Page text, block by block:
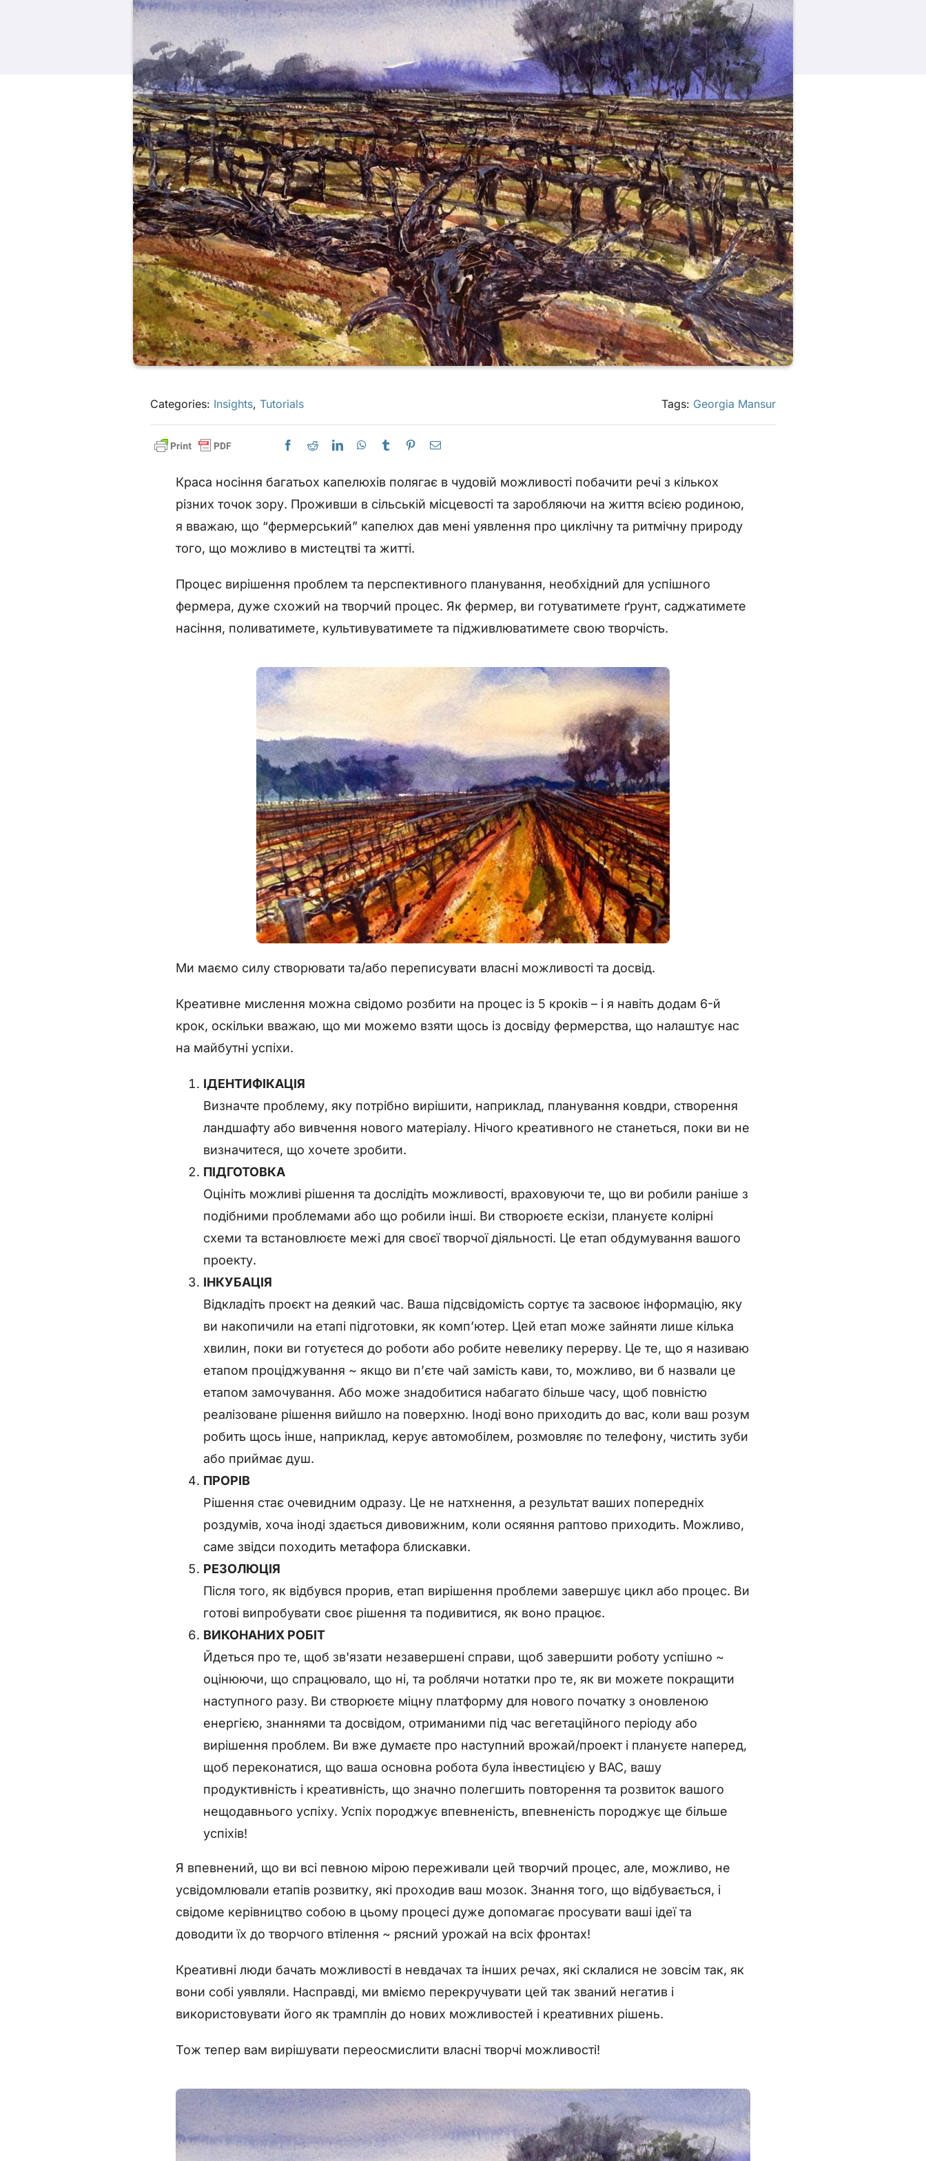
Categories: Insights,Tutorials Tags: Georgia Mansur
Краса носіння багатьох капелюхів полягає в чудовій можливості побачити речі з кількох
різних точок зору. Проживши в сільській місцевості та заробляючи на життя всією родиною,
я вважаю, що “фермерський” капелюх дав мені уявлення про циклічну та ритмічну природу
того, що можливо в мистецтві та житті.
Процес вирішення проблем та перспективного планування, необхідний для успішного
фермера, дуже схожий на творчий процес. Як фермер, ви готуватимете ґрунт, саджатимете
насіння, поливатимете, культивуватимете та підживлюватимете свою творчість.
Ми маємо силу створювати та/або переписувати власні можливості та досвід.
Креативне мислення можна свідомо розбити на процес із 5 кроків – і я навіть додам 6-й
крок, оскільки вважаю, що ми можемо взяти щось із досвіду фермерства, що налаштує нас
на майбутні успіхи.
ІДЕНТИФІКАЦІЯ
Визначте проблему, яку потрібно вирішити, наприклад, планування ковдри, створення
ландшафту або вивчення нового матеріалу. Нічого креативного не станеться, поки ви не
визначитеся, що хочете зробити.
ПІДГОТОВКА
Оцініть можливі рішення та дослідіть можливості, враховуючи те, що ви робили раніше з
подібними проблемами або що робили інші. Ви створюєте ескізи, плануєте колірні
схеми та встановлюєте межі для своєї творчої діяльності. Це етап обдумування вашого
проекту.
ІНКУБАЦІЯ
Відкладіть проєкт на деякий час. Ваша підсвідомість сортує та засвоює інформацію, яку
ви накопичили на етапі підготовки, як комп’ютер. Цей етап може зайняти лише кілька
хвилин, поки ви готуєтеся до роботи або робите невелику перерву. Це те, що я називаю
етапом проціджування ~ якщо ви п’єте чай замість кави, то, можливо, ви б назвали це
етапом замочування. Або може знадобитися набагато більше часу, щоб повністю
реалізоване рішення вийшло на поверхню. Іноді воно приходить до вас, коли ваш розум
робить щось інше, наприклад, керує автомобілем, розмовляє по телефону, чистить зуби
або приймає душ.
ПРОРІВ
Рішення стає очевидним одразу. Це не натхнення, а результат ваших попередніх
роздумів, хоча іноді здається дивовижним, коли осяяння раптово приходить. Можливо,
саме звідси походить метафора блискавки.
РЕЗОЛЮЦІЯ
Після того, як відбувся прорив, етап вирішення проблеми завершує цикл або процес. Ви
готові випробувати своє рішення та подивитися, як воно працює.
ВИКОНАНИХ РОБІТ
Йдеться про те, щоб зв'язати незавершені справи, щоб завершити роботу успішно ~
оцінюючи, що спрацювало, що ні, та роблячи нотатки про те, як ви можете покращити
наступного разу. Ви створюєте міцну платформу для нового початку з оновленою
енергією, знаннями та досвідом, отриманими під час вегетаційного періоду або
вирішення проблем. Ви вже думаєте про наступний врожай/проект і плануєте наперед,
щоб переконатися, що ваша основна робота була інвестицією у ВАС, вашу
продуктивність і креативність, що значно полегшить повторення та розвиток вашого
нещодавнього успіху. Успіх породжує впевненість, впевненість породжує ще більше
успіхів!
Я впевнений, що ви всі певною мірою переживали цей творчий процес, але, можливо, не
усвідомлювали етапів розвитку, які проходив ваш мозок. Знання того, що відбувається, і
свідоме керівництво собою в цьому процесі дуже допомагає просувати ваші ідеї та
доводити їх до творчого втілення ~ рясний урожай на всіх фронтах!
Креативні люди бачать можливості в невдачах та інших речах, які склалися не зовсім так, як
вони собі уявляли. Насправді, ми вміємо перекручувати цей так званий негатив і
використовувати його як трамплін до нових можливостей і креативних рішень.
Тож тепер вам вирішувати переосмислити власні творчі можливості!